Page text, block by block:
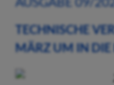
TECHNISCHE
MÄRZ UM IN DIE